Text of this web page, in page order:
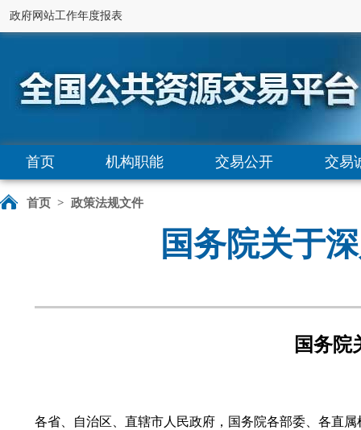
政府网站工作年度报表
首页 机构职能 交易公开 交易
首页 > 政策法规文件
国务院关于
国务院
各省、自治区、直辖市人民政府，国务院各部委、各直属